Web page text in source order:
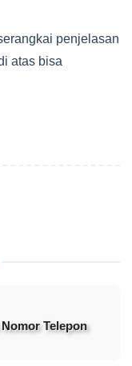
penjelasan
atas bisa
Telepon